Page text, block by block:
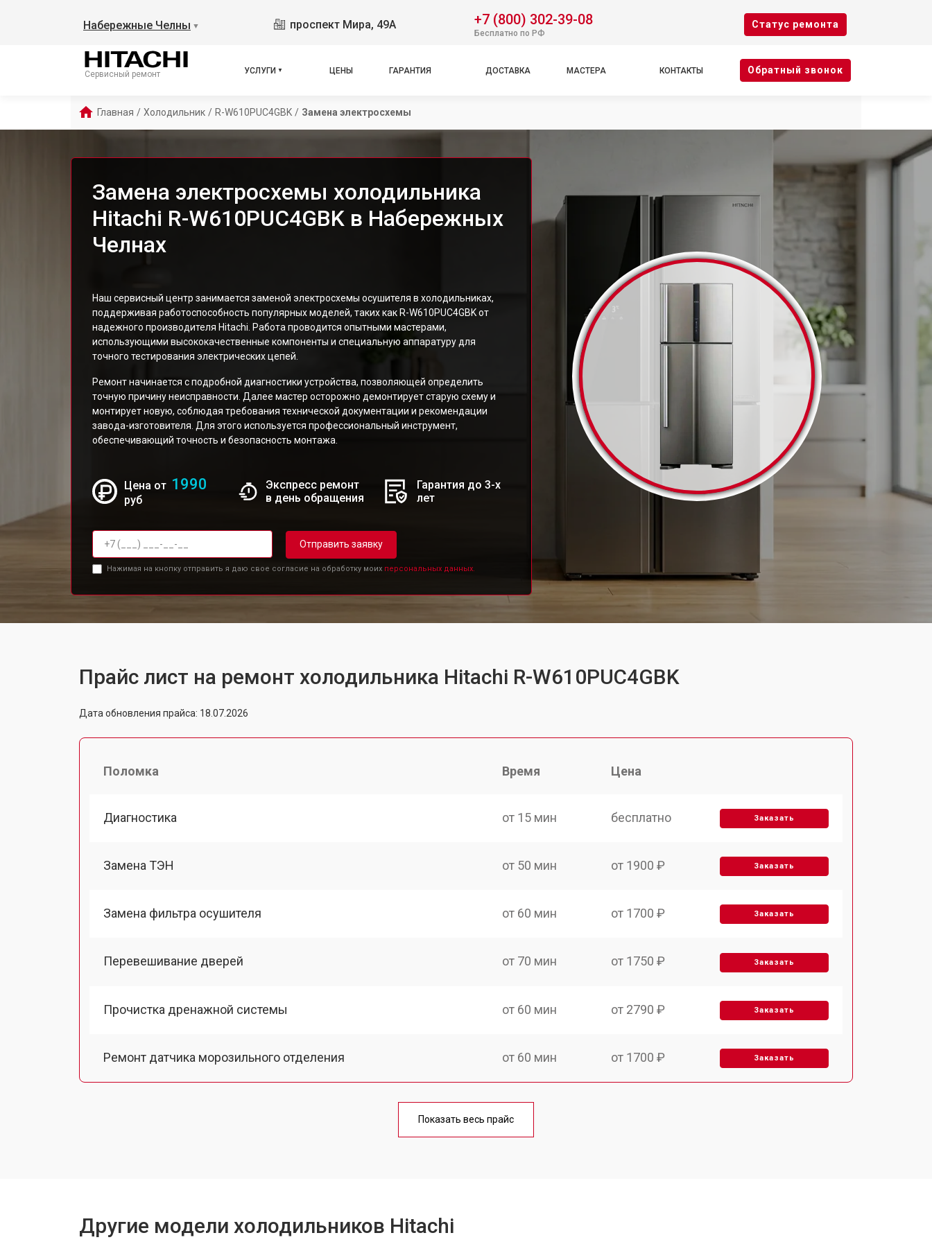
Набережные Челны ▼ проспект Мира, 49А +7 (800) 302-39-08
Бесплатно по РФ
Cтатус ремонта
Сервисный ремонт УСЛУГИ ЦЕНЫ ГАРАНТИЯ ДОСТАВКА МАСТЕРА КОНТАКТЫ Oбратный звонок
Главная / Холодильник / R-W610PUC4GBK / Замена электросхемы
Замена электросхемы холодильника
Hitachi R-W610PUC4GBK в Набережных
Челнах
Наш сервисный центр занимается заменой электросхемы осушителя в холодильниках,
поддерживая работоспособность популярных моделей, таких как R-W610PUC4GBK от
надежного производителя Hitachi. Работа проводится опытными мастерами,
использующими высококачественные компоненты и специальную аппаратуру для
точного тестирования электрических цепей.
Ремонт начинается с подробной диагностики устройства, позволяющей определить
точную причину неисправности. Далее мастер осторожно демонтирует старую схему и
монтирует новую, соблюдая требования технической документации и рекомендации
завода-изготовителя. Для этого используется профессиональный инструмент,
обеспечивающий точность и безопасность монтажа.
Цена от 1990
руб
Экспресс ремонт
в день обращения
Гарантия до 3-х
лет
Отправить заявку
Нажимая на кнопку отправить я даю свое согласие на обработку моих персональных данных.
Прайс лист на ремонт холодильника Hitachi R-W610PUC4GBK
Дата обновления прайса: 18.07.2026
Поломка Время Цена
Диагностика от 15 мин бесплатно Заказать
Замена ТЭН от 50 мин от 1900 ₽ Заказать
Замена фильтра осушителя от 60 мин от 1700 ₽ Заказать
Перевешивание дверей от 70 мин от 1750 ₽ Заказать
Прочистка дренажной системы от 60 мин от 2790 ₽ Заказать
Ремонт датчика морозильного отделения от 60 мин от 1700 ₽ Заказать
от 50 мин
Показать весь прайс
Другие модели холодильников Hitachi